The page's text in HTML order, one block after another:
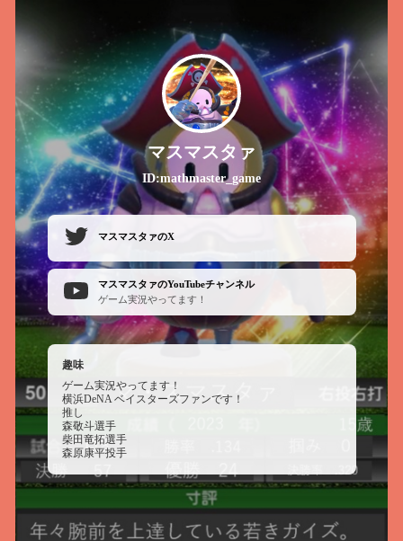
マスマスタァ
ID:mathmaster_game
マスマスタァのX
マスマスタァのYouTubeチャンネル
ゲーム実況やってます！
趣味
ゲーム実況やってます！
横浜DeNA ベイスターズファンです！
推し
森敬斗選手
柴田竜拓選手
森原康平投手